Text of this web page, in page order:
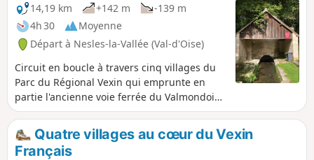
14,19 km
+142 m
-139 m
4h 30
Moyenne
Départ à Nesles-la-Vallée (Val-d'Oise)
Circuit en boucle à travers cinq villages du
Parc du Régional Vexin qui emprunte en
partie l'ancienne voie ferrée du Valmondois
Marines, voie secondaire fermée dans les
année 50 mais les anciennes gares sont
encore visibles.
Quatre villages au cœur du Vexin
Français